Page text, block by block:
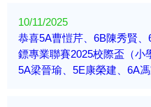
10/11/2025
恭喜5A曹愷芹、6B陳秀賢
鏢專業聯賽2025校際盃（小
5A梁晉瑜、5E康榮建、6A